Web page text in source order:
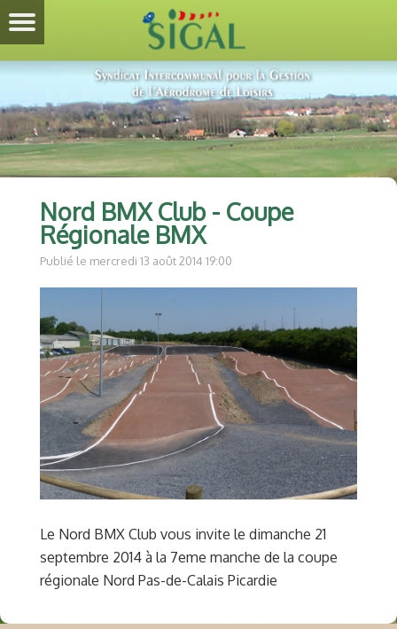
Nord BMX Club - Coupe
Régionale BMX
Publié le mercredi 13 août 2014 19:00
Le Nord BMX Club vous invite le dimanche 21
septembre 2014 à la 7eme manche de la coupe
régionale Nord Pas-de-Calais Picardie